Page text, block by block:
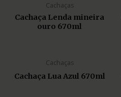
Cachaças
Cachaça Lenda mineira
ouro 670ml
Cachaças
Cachaça Lua Azul 670ml